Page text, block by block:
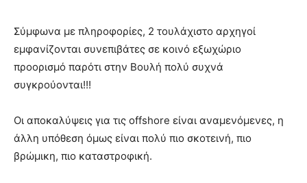
Σύμφωνα με πληροφορίες, 2 τουλάχιστο αρχηγοί
εμφανίζονται συνεπιβάτες σε κοινό εξωχώριο
προορισμό παρότι στην Βουλή πολύ συχνά
συγκρούονται!!!
Οι αποκαλύψεις για τις offshore είναι αναμενόμενες, η
άλλη υπόθεση όμως είναι πολύ πιο σκοτεινή, πιο
βρώμικη, πιο καταστροφική.